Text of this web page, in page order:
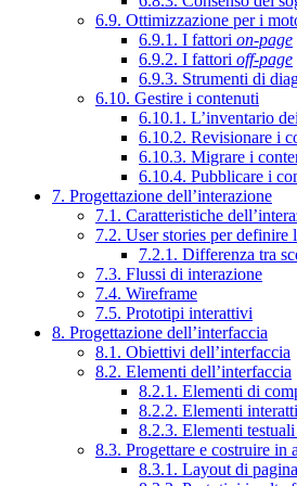
6.9. Ottimizzazione per i
6.9.1. I fattori on-page
6.9.2. I fattori off-page
6.9.3. Strumenti di
6.10. Gestire i contenuti
6.10.1. L’inventario
6.10.2. Revisionare i
6.10.3. Migrare i
6.10.4. Pubblicare i
7. Progettazione dell’interazione
7.1. Caratteristiche
7.2. User stories per definire
7.2.1. Differenza tra
7.3. Flussi di interazione
7.4. Wireframe
7.5. Prototipi interattivi
8. Progettazione dell’interfaccia
8.1. Obiettivi dell’interfaccia
8.2. Elementi dell’interfaccia
8.2.1. Elementi di
8.2.2. Elementi
8.2.3. Elementi
8.3. Progettare e costruire in
8.3.1. Layout di pagina